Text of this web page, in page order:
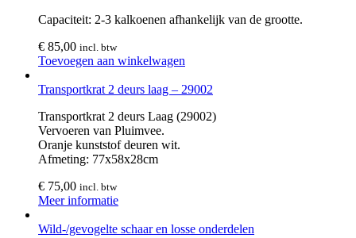
Capaciteit: 2-3 kalkoenen afhankelijk van de grootte.
€ 85,00 incl. btw
Toevoegen aan winkelwagen
Transportkrat 2 deurs laag – 29002
Transportkrat 2 deurs Laag (29002)
Vervoeren van Pluimvee.
Oranje kunststof deuren wit.
Afmeting: 77x58x28cm
€ 75,00 incl. btw
Meer informatie
Wild-/gevogelte schaar en losse onderdelen